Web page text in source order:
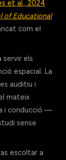
et al., 2024
of Educational
com el
servir els
espacial. La
auditiu i
mateix
i conducció —
sense
escoltar a